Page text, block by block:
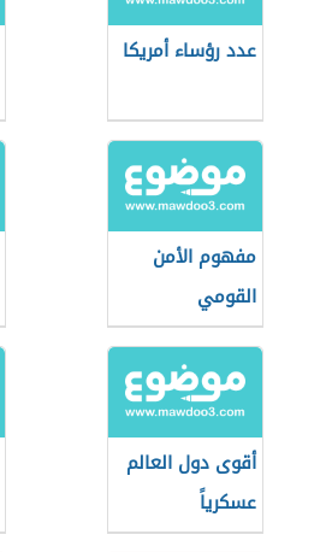
عدد رؤساء أمريكا
مفهوم الأمن
القومي
أقوى دول العالم
عسكرياً